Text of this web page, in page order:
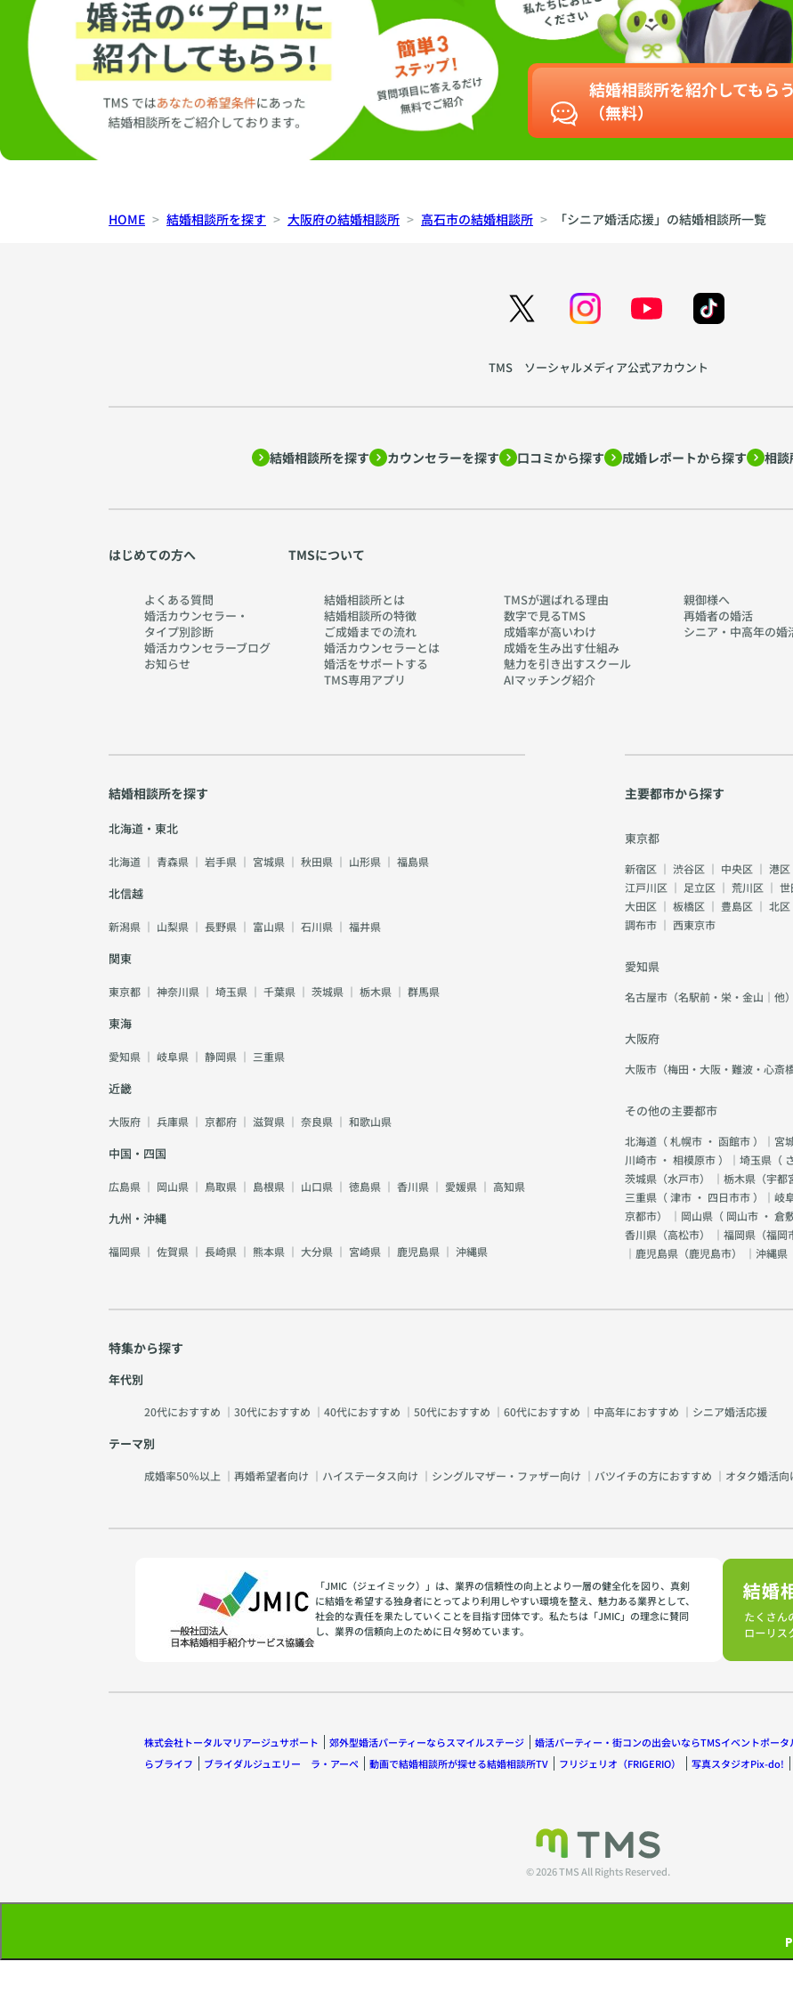
結婚相談所を紹介してもらう
（無料）
HOME 結婚相談所を探す 大阪府の結婚相談所 高石市の結婚相談所 「シニア婚活応援」の結婚相談所一覧
TMS ソーシャルメディア公式アカウント
結婚相談所を探す カウンセラーを探す 口コミから探す 成婚レポートから探す 相談
はじめての方へ
よくある質問
婚活カウンセラー・
タイプ別診断
婚活カウンセラーブログ
お知らせ
TMSについて
結婚相談所とは
結婚相談所の特徴
ご成婚までの流れ
婚活カウンセラーとは
婚活をサポートする
TMS専用アプリ
TMSが選ばれる理由
数字で見るTMS
成婚率が高いわけ
成婚を生み出す仕組み
魅力を引き出すスクール
AIマッチング紹介
親御様へ
再婚者の婚活
シニア・中高年の婚
結婚相談所を探す
北海道・東北
北海道 ｜ 青森県 ｜ 岩手県 ｜ 宮城県 ｜ 秋田県 ｜ 山形県 ｜ 福島県
北信越
新潟県 ｜ 山梨県 ｜ 長野県 ｜ 富山県 ｜ 石川県 ｜ 福井県
関東
東京都 ｜ 神奈川県 ｜ 埼玉県 ｜ 千葉県 ｜ 茨城県 ｜ 栃木県 ｜ 群馬県
東海
愛知県 ｜ 岐阜県 ｜ 静岡県 ｜ 三重県
近畿
大阪府 ｜ 兵庫県 ｜ 京都府 ｜ 滋賀県 ｜ 奈良県 ｜ 和歌山県
中国・四国
広島県 ｜ 岡山県 ｜ 鳥取県 ｜ 島根県 ｜ 山口県 ｜ 徳島県 ｜ 香川県 ｜ 愛媛県 ｜ 高知県
九州・沖縄
福岡県 ｜ 佐賀県 ｜ 長崎県 ｜ 熊本県 ｜ 大分県 ｜ 宮崎県 ｜ 鹿児島県 ｜ 沖縄県
主要都市から探す
東京都
新宿区 ｜ 渋谷区 ｜ 中央区 ｜ 港区
江戸川区 ｜ 足立区 ｜ 荒川区 ｜ 世
大田区 ｜ 板橋区 ｜ 豊島区 ｜ 北区
調布市 ｜ 西東京市
愛知県
名古屋市（名駅前・栄・金山｜他）
大阪府
大阪市（梅田・大阪・難波・心斎
その他の主要都市
北海道（札幌市 ・ 函館市）｜宮
川崎市 ・ 相模原市）｜埼玉県（
茨城県（水戸市） ｜栃木県（宇都
三重県（津市 ・ 四日市市）｜岐
京都市） ｜岡山県（ 岡山市 ・ 倉
香川県（高松市） ｜福岡県（福岡
｜鹿児島県（鹿児島市） ｜沖縄県
特集から探す
年代別
20代におすすめ ｜ 30代におすすめ ｜ 40代におすすめ ｜ 50代におすすめ ｜ 60代におすすめ ｜ 中高年におすすめ ｜ シニア婚活応援
テーマ別
成婚率50％以上 ｜ 再婚希望者向け ｜ ハイステータス向け ｜ シングルマザー・ファザー向け ｜ バツイチの方におすすめ ｜ オタク婚活向
「JMIC（ジェイミック）」は、業界の信頼性の向上とより一層の健全化を図り、真剣
に結婚を希望する独身者にとってより利用しやすい環境を整え、魅力ある業界として、
社会的な責任を果たしていくことを目指す団体です。私たちは「JMIC」の理念に賛同
し、業界の信頼向上のために日々努めています。
株式会社トータルマリアージュサポート 郊外型婚活パーティーならスマイルステージ 婚活パーティー・街コンの出会いならTMSイベントポータ
らブライフ
ブライダルジュエリー ラ・アーペ 動画で結婚相談所が探せる結婚相談所TV フリジェリオ（FRIGERIO） 写真スタジオPix-do!
© 2026 TMS All Rights Reserved.